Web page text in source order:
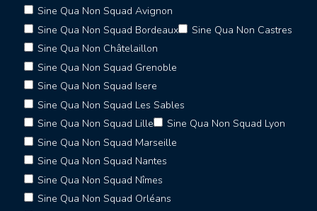
Sine Qua Non Squad Avignon
Sine Qua Non Squad Bordeaux
Sine Qua Non Castres
Sine Qua Non Châtelaillon
Sine Qua Non Squad Grenoble
Sine Qua Non Squad Isere
Sine Qua Non Squad Les Sables
Sine Qua Non Squad Lille
Sine Qua Non Squad Lyon
Sine Qua Non Squad Marseille
Sine Qua Non Squad Nantes
Sine Qua Non Squad Nîmes
Sine Qua Non Squad Orléans